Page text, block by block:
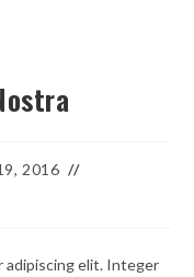
2016
adipiscing elit. Integer